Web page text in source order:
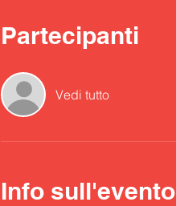
Partecipanti
Vedi tutto
Info sull'evento